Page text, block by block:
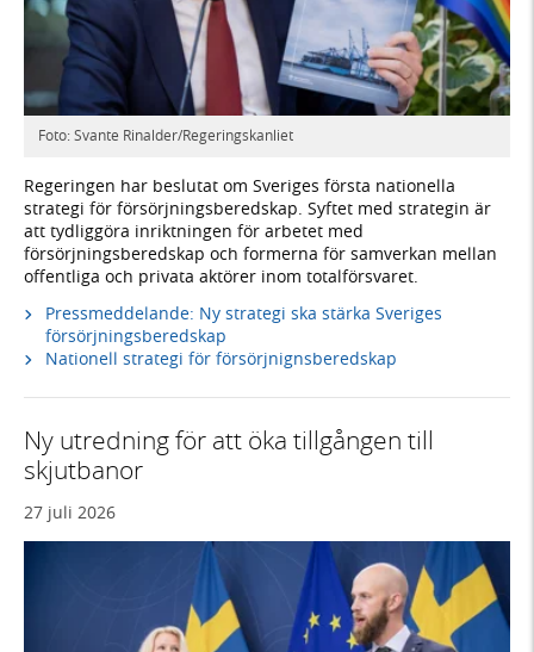
Foto: Svante Rinalder/Regeringskanliet
Regeringen har beslutat om Sveriges första nationella
strategi för försörjningsberedskap. Syftet med strategin är
att tydliggöra inriktningen för arbetet med
försörjningsberedskap och formerna för samverkan mellan
offentliga och privata aktörer inom totalförsvaret.
Pressmeddelande: Ny strategi ska stärka Sveriges
försörjningsberedskap
Nationell strategi för försörjnignsberedskap
Ny utredning för att öka tillgången till
skjutbanor
27 juli 2026